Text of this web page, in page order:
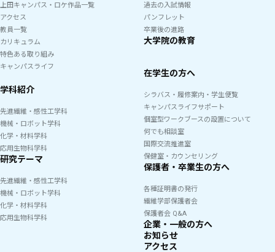
上田キャンパス・ロケ作品一覧
アクセス
教員一覧
カリキュラム
特色ある取り組み
キャンパスライフ
学科紹介
先進繊維・感性工学科
機械・ロボット学科
化学・材料学科
応用生物科学科
研究テーマ
先進繊維・感性工学科
機械・ロボット学科
化学・材料学科
応用生物科学科
過去の入試情報
パンフレット
卒業後の進路
大学院の教育
在学生の方へ
シラバス・履修案内・学生便覧
キャンパスライフサポート
個室型ワークブースの設置について
何でも相談室
国際交流推進室
保健室・カウンセリング
保護者・卒業生の方へ
各種証明書の発行
繊維学部保護者会
保護者会 Q&A
企業・一般の方へ
お知らせ
アクセス